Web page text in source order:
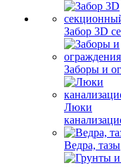
Забор 3D
Заборы и
Люки
Ведра, тазы